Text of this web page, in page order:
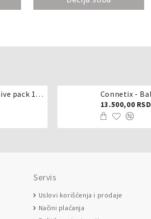
Connetix - Creative pack 102 dela
13.500,00 RSD
Servis
Uslovi korišćenja i prodaje
Načini plaćanja